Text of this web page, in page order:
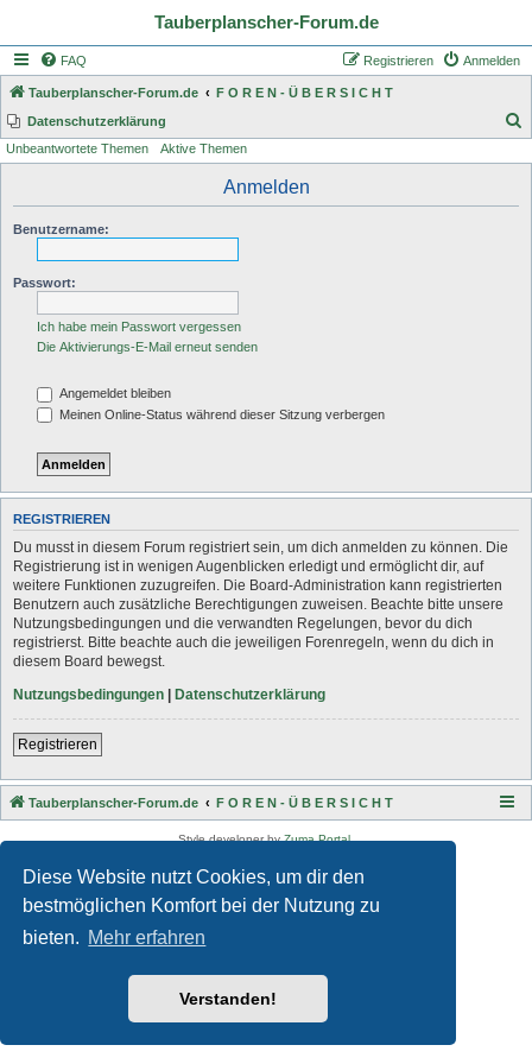
Diese Website nutzt Cookies, um dir den
bestmöglichen Komfort bei der Nutzung zu
bieten. Mehr erfahren
Verstanden!
Tauberplanscher-Forum.de
FAQ Anmelden
Registrieren
Tauberplanscher-Forum.de
F O R E N - Ü B E R S I C H T
Datenschutzerklärung
Unbeantwortete Themen Aktive Themen
Anmelden
Benutzername:
Passwort:
Ich habe mein Passwort vergessen
Die Aktivierungs-E-Mail erneut senden
Angemeldet bleiben
Meinen Online-Status während dieser Sitzung verbergen
REGISTRIEREN
Du musst in diesem Forum registriert sein, um dich anmelden zu können. Die
Registrierung ist in wenigen Augenblicken erledigt und ermöglicht dir, auf
weitere Funktionen zuzugreifen. Die Board-Administration kann registrierten
Benutzern auch zusätzliche Berechtigungen zuweisen. Beachte bitte unsere
Nutzungsbedingungen und die verwandten Regelungen, bevor du dich
registrierst. Bitte beachte auch die jeweiligen Forenregeln, wenn du dich in
diesem Board bewegst.
Nutzungsbedingungen | Datenschutzerklärung
Registrieren
Tauberplanscher-Forum.de F O R E N - Ü B E R S I C H T
Style developer byZuma Portal,
Deutsche Übersetzung durchphpBB.de
Datenschutz
Nutzungsbedingungen